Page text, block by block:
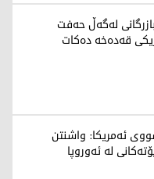
لەگەڵ حەفت
قەدەخە دەکات
ئەمریکا: واشنتن
لە ئەوروپا